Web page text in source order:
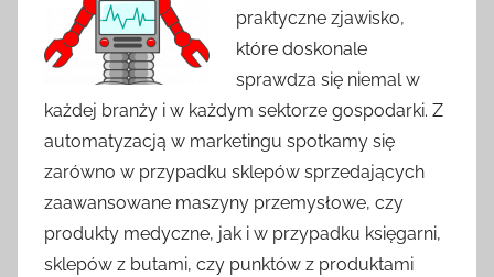
praktyczne zjawisko,
które doskonale
sprawdza się niemal w
każdej branży i w każdym sektorze gospodarki. Z
automatyzacją w marketingu spotkamy się
zarówno w przypadku sklepów sprzedających
zaawansowane maszyny przemysłowe, czy
produkty medyczne, jak i w przypadku księgarni,
sklepów z butami, czy punktów z produktami